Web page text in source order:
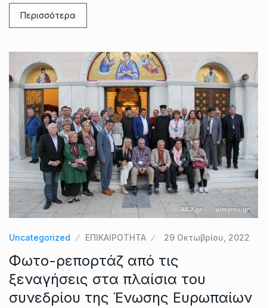
Περισσότερα
Uncategorized ΕΠΙΚΑΙΡΟΤΗΤΑ 29 Οκτωβρίου, 2022
Φωτο-ρεπορτάζ από τις
ξεναγήσεις στα πλαίσια του
συνεδρίου της Ένωσης Ευρωπαίων